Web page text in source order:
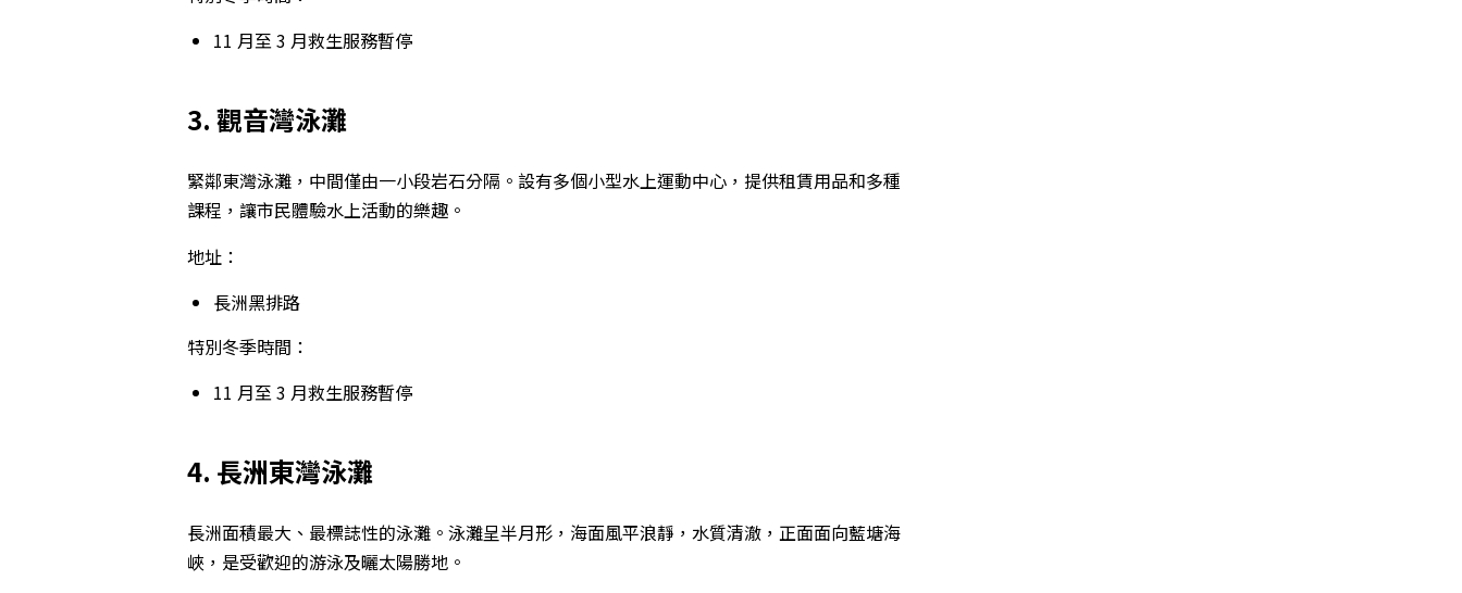
11 月至 3 月救生服務暫停
3. 觀音灣泳灘
緊鄰東灣泳灘，中間僅由一小段岩石分隔。設有多個小型水上運動中心，提供租賃用品和多種
課程，讓市民體驗水上活動的樂趣。
地址：
長洲黑排路
特別冬季時間：
11 月至 3 月救生服務暫停
4. 長洲東灣泳灘
長洲面積最大、最標誌性的泳灘。泳灘呈半月形，海面風平浪靜，水質清澈，正面面向藍塘海
峽，是受歡迎的游泳及曬太陽勝地。